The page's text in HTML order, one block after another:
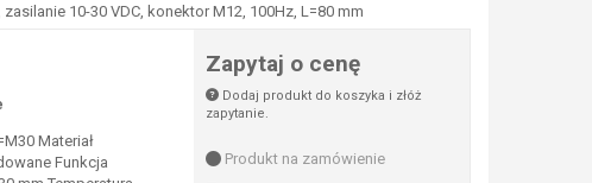
10-30 VDC, konektor M12, 100Hz, L=80 mm
Materiał
Funkcja
Zapytaj o cenę
Dodaj produkt do koszyka i złóż
zapytanie.
Produkt na zamówienie